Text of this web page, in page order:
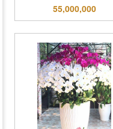
55,000,000